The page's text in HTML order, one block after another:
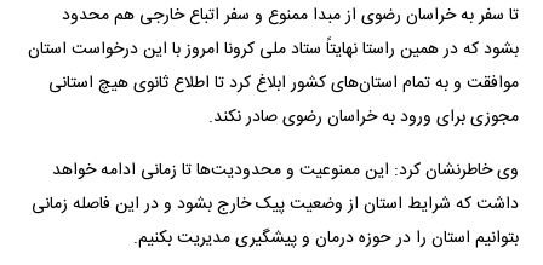
تا سفر به خراسان رضوی از مبدا ممنوع و سفر اتباع خارجی هم محدود
بشود که در همین راستا نهایتاً ستاد ملی کرونا امروز با این درخواست استان
موافقت و به تمام استان‌های کشور ابلاغ کرد تا اطلاع ثانوی هیچ استانی
مجوزی برای ورود به خراسان رضوی صادر نکند.
وی خاطرنشان کرد: این ممنوعیت و محدودیت‌ها تا زمانی ادامه خواهد
داشت که شرایط استان از وضعیت پیک خارج بشود و در این فاصله زمانی
بتوانیم استان را در حوزه درمان و پیشگیری مدیریت بکنیم.